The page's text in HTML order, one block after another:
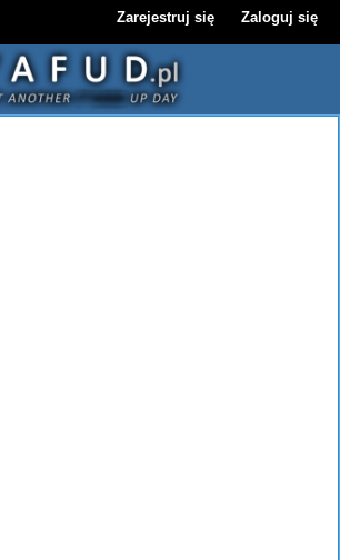
Zarejestruj się Zaloguj się